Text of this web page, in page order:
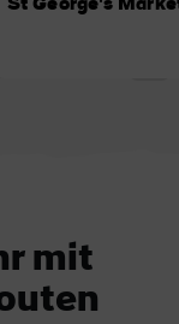
St George's
mit